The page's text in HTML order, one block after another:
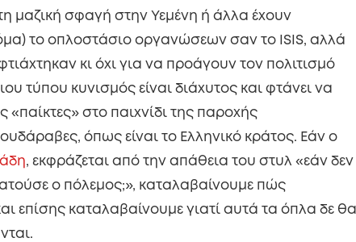
μαζική σφαγή στην Υεμένη ή άλλα έχουν
το οπλοστάσιο οργανώσεων σαν το ISIS, αλλά
κι όχι για να προάγουν τον πολιτισμό
τύπου κυνισμός είναι διάχυτος και φτάνει να
«παίκτες» στο παιχνίδι της παροχής
όπως είναι το Ελληνικό κράτος. Εάν ο
, εκφράζεται από την απάθεια του στυλ «εάν δεν
ο πόλεμος;», καταλαβαίνουμε πώς
επίσης καταλαβαίνουμε γιατί αυτά τα όπλα δε θα